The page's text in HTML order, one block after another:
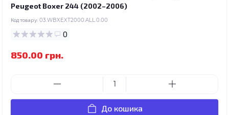
Peugeot Boxer 244 (2002–2006)
Код товару: 03.WBXEXT2000.ALL.0.00
0
850.00 грн.
До кошика